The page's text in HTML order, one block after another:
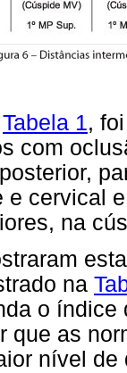
Tabela 1,
com
e cervical
na
na
o
que as
nível